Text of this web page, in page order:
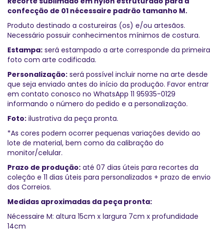
confecção de 01 nécessaire padrão tamanho M.
Produto destinado a costureiras (os) e/ou artesãos.
Necessário possuir conhecimentos mínimos de costura.
Estampa: será estampado a arte corresponde da primeira
foto com arte codificada.
Personalização: será possível incluir nome na arte desde
que seja enviado antes do início da produção. Favor entrar
em contato conosco no WhatsApp 11 95935-0129
informando o número do pedido e a personalização.
Foto: ilustrativa da peça pronta.
*As cores podem ocorrer pequenas variações devido ao
lote de material, bem como da calibração do
monitor/celular.
Prazo de produção: até 07 dias úteis para recortes da
coleção e 11 dias úteis para personalizados + prazo de envio
dos Correios.
Medidas aproximadas da peça pronta:
Nécessaire M: altura 15cm x largura 7cm x profundidade
14cm